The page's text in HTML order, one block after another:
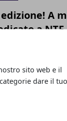
sito web e il
dare il
A
a NTF